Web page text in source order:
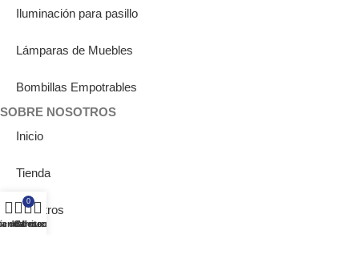
Iluminación para pasillo
Lámparas de Muebles
Bombillas Empotrables
SOBRE NOSOTROS
Inicio
Tienda
Nosotros
de deseos
0
Carrito
Mi cuenta